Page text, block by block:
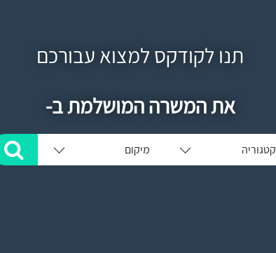
תנו לקודקס למצוא עבורכם
את המשרה המושלמת ב-
קטגוריה מיקום